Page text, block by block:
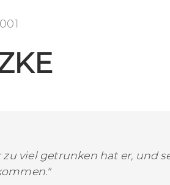
viel getrunken hat er, und